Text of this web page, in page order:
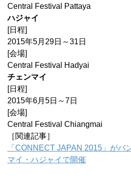
Central Festival Pattaya
ハジャイ
[日程]
2015年5月29日～31日
[会場]
Central Festival Hadyai
チェンマイ
[日程]
2015年6月5日～7日
[会場]
Central Festival Chiangmai
［関連記事］
「CONNECT JAPAN 2015」がバ
マイ・ハジャイで開催